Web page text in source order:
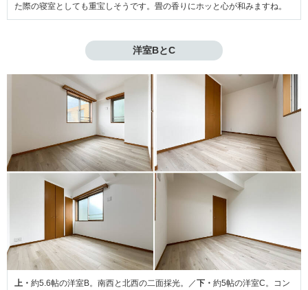
た際の寝室としても重宝しそうです。畳の香りにホッと心が和みますね。
洋室BとC
上・ 約5.6帖の洋室B。南西と北西の二面採光。／下・ 約5帖の洋室C。コン